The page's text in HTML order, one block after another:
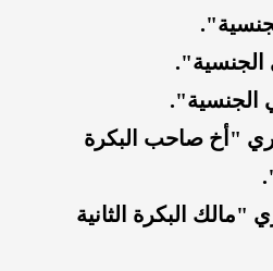
"أخ صاحب البكرة
"مالك البكرة الثانية